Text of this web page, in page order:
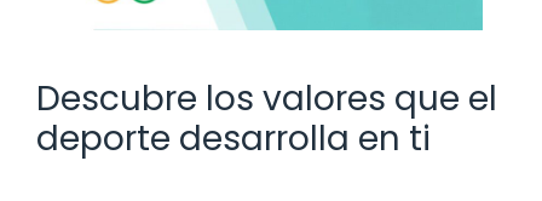
Descubre los valores que el
deporte desarrolla en ti